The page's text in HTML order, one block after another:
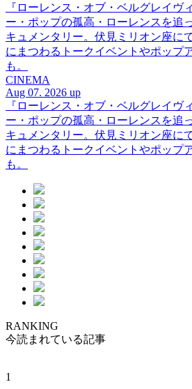
『ローレンス・オブ・ベルグレイヴ
ー・ポップの孤高・ローレンスを追
キュメンタリー。伏見ミリオン座に
にまつわるトークイベントやポップ
も。
CINEMA
Aug 07. 2026 up
『ローレンス・オブ・ベルグレイヴ
ー・ポップの孤高・ローレンスを追
キュメンタリー。伏見ミリオン座に
にまつわるトークイベントやポップ
も。
RANKING
今読まれている記事
1